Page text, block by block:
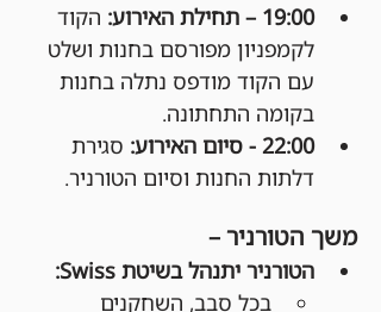
19:00 – תחילת האירוע:
הקוד
לקמפניון מפורסם בחנות ושלט
עם הקוד מודפס נתלה בחנות
בקומה התחתונה.
22:00 - סיום האירוע:
סגירת
דלתות החנות וסיום הטורניר.
משך הטורניר –
הטורניר יתנהל בשיטת Swiss:
בכל סבב, השחקנים